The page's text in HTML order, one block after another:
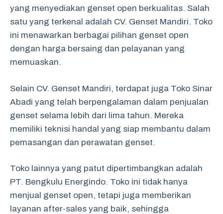
yang menyediakan genset open berkualitas. Salah
satu yang terkenal adalah CV. Genset Mandiri. Toko
ini menawarkan berbagai pilihan genset open
dengan harga bersaing dan pelayanan yang
memuaskan.
Selain CV. Genset Mandiri, terdapat juga Toko Sinar
Abadi yang telah berpengalaman dalam penjualan
genset selama lebih dari lima tahun. Mereka
memiliki teknisi handal yang siap membantu dalam
pemasangan dan perawatan genset.
Toko lainnya yang patut dipertimbangkan adalah
PT. Bengkulu Energindo. Toko ini tidak hanya
menjual genset open, tetapi juga memberikan
layanan after-sales yang baik, sehingga